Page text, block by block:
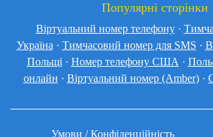
Популярні сторінки
Віртуальний номер телефону ·
Україна · Тимчасовий номер для SMS ·
Польщі · Номер телефону США ·
онлайн · Віртуальний номер (Amber) ·
Умови / Конфіденційність